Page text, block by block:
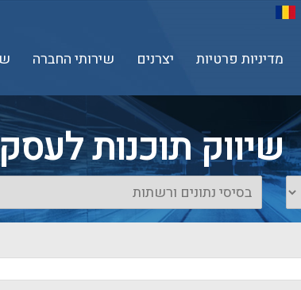
מדיניות פרטיות יצרנים שירותי החברה
שיווק תוכנות